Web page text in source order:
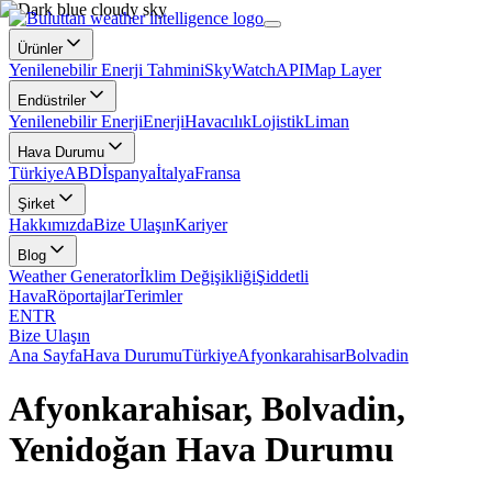
Ürünler
Yenilenebilir Enerji TahminiSkyWatchAPIMap Layer
Endüstriler
Yenilenebilir EnerjiEnerjiHavacılıkLojistikLiman
Hava Durumu
TürkiyeABDİspanyaİtalyaFransa
Şirket
HakkımızdaBize UlaşınKariyer
Blog
Weather Generatorİklim DeğişikliğiŞiddetli
HavaRöportajlarTerimler
ENTR
Bize Ulaşın
Ana SayfaHava DurumuTürkiyeAfyonkarahisarBolvadin
Afyonkarahisar, Bolvadin,
Yenidoğan Hava Durumu